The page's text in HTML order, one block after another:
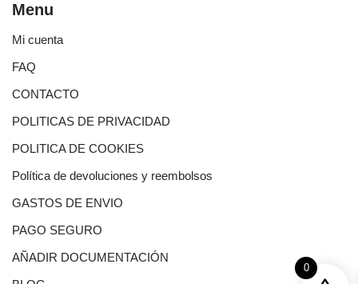
Menu
Mi cuenta
FAQ
CONTACTO
POLITICAS DE PRIVACIDAD
POLITICA DE COOKIES
Política de devoluciones y reembolsos
GASTOS DE ENVIO
PAGO SEGURO
AÑADIR DOCUMENTACIÓN
0